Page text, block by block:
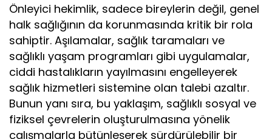
Önleyici hekimlik, sadece bireylerin değil, genel
halk sağlığının da korunmasında kritik bir rola
sahiptir. Aşılamalar, sağlık taramaları ve
sağlıklı yaşam programları gibi uygulamalar,
ciddi hastalıkların yayılmasını engelleyerek
sağlık hizmetleri sistemine olan talebi azaltır.
Bunun yanı sıra, bu yaklaşım, sağlıklı sosyal ve
fiziksel çevrelerin oluşturulmasına yönelik
çalışmalarla bütünleşerek sürdürülebilir bir